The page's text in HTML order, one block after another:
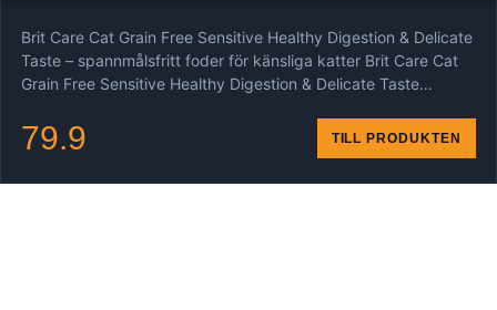
Brit Care Cat Grain Free Sensitive Healthy Digestion & Delicate
Taste – spannmålsfritt foder för känsliga katter Brit Care Cat
Grain Free Sensitive Healthy Digestion & Delicate Taste…
79.9 TILL PRODUKTEN